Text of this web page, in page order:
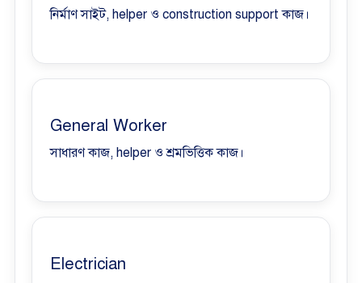
নির্মাণ সাইট, helper ও construction support কাজ।
General Worker
সাধারণ কাজ, helper ও শ্রমভিত্তিক কাজ।
Electrician